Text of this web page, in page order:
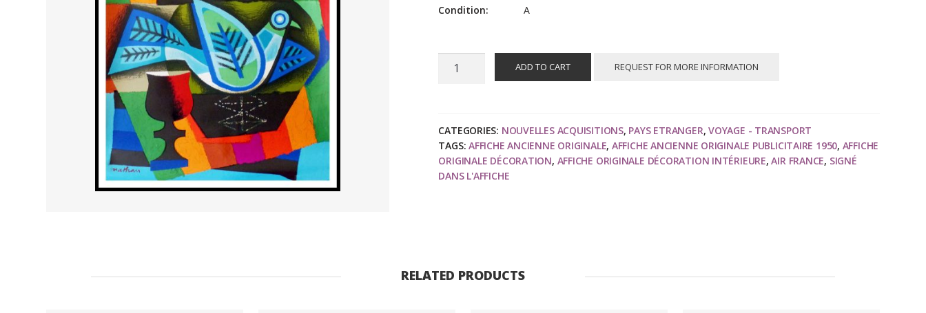
Condition:
A
NATHAN
CHILI,
affiche
ancienne
originale
ADD TO CART REQUEST FOR MORE INFORMATION
CATEGORIES: NOUVELLES ACQUISITIONS, PAYS ETRANGER,VOYAGE - TRANSPORT
TAGS:AFFICHE ANCIENNE ORIGINALE, AFFICHE ANCIENNE ORIGINALE PUBLICITAIRE 1950, AFFICHE
ORIGINALE DÉCORATION, AFFICHE ORIGINALE DÉCORATION INTÉRIEURE,AIR FRANCE, SIGNÉ
DANS L'AFFICHE
RELATED PRODUCTS